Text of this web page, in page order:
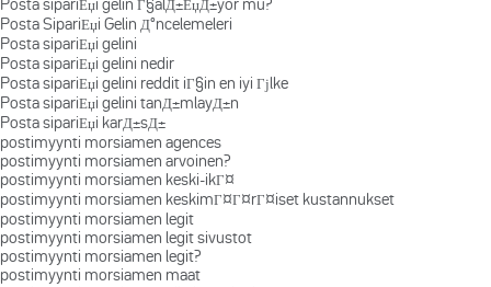
Posta sipariЕџi gelin Г§alД±ЕџД±yor mu?
Posta SipariЕџi Gelin Д°ncelemeleri
Posta sipariЕџi gelini
Posta sipariЕџi gelini nedir
Posta sipariЕџi gelini reddit iГ§in en iyi Гјlke
Posta sipariЕџi gelini tanД±mlayД±n
Posta sipariЕџi karД±sД±
postimyynti morsiamen agences
postimyynti morsiamen arvoinen?
postimyynti morsiamen keski-ikГ¤
postimyynti morsiamen keskimГ¤Г¤rГ¤iset kustannukset
postimyynti morsiamen legit
postimyynti morsiamen legit sivustot
postimyynti morsiamen legit?
postimyynti morsiamen maat